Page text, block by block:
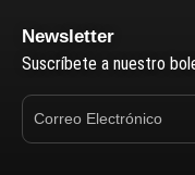
Newsletter
Suscríbete a nuestro